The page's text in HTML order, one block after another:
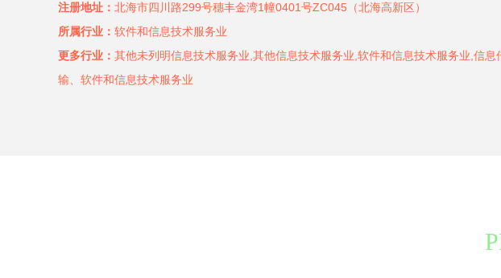
注册地址： 北海市四川路299号穗丰金湾1幢0401号ZC045（北海高新区）
所属行业： 软件和信息技术服务业
更多行业： 其他未列明信息技术服务业,其他信息技术服务业,软件和信息技术服务业,信息
输、软件和信息技术服务业